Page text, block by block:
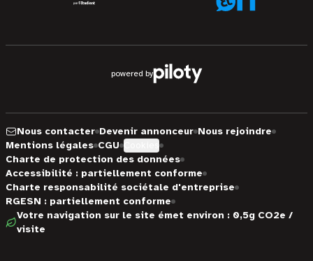
powered by
Nous contacter Devenir annonceur Nous rejoindre
Mentions légales CGU
Charte de protection des données
Accessibilité : partiellement conforme
Charte responsabilité sociétale d'entreprise
RGESN : partiellement conforme
Votre navigation sur le site émet environ : 0,5g CO2e /
visite